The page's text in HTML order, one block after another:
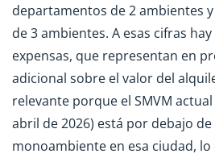
departamentos de 2 ambientes y
de 3 ambientes. A esas cifras
expensas, que representan en
adicional sobre el valor del
relevante porque el SMVM actual
abril de 2026) está por debajo
monoambiente en esa ciudad,